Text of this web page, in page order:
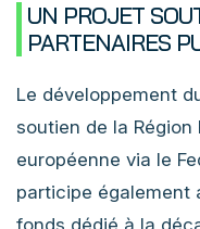
UN PROJET
PARTENAIRES
Le développement
soutien de la Région
européenne via le
participe également